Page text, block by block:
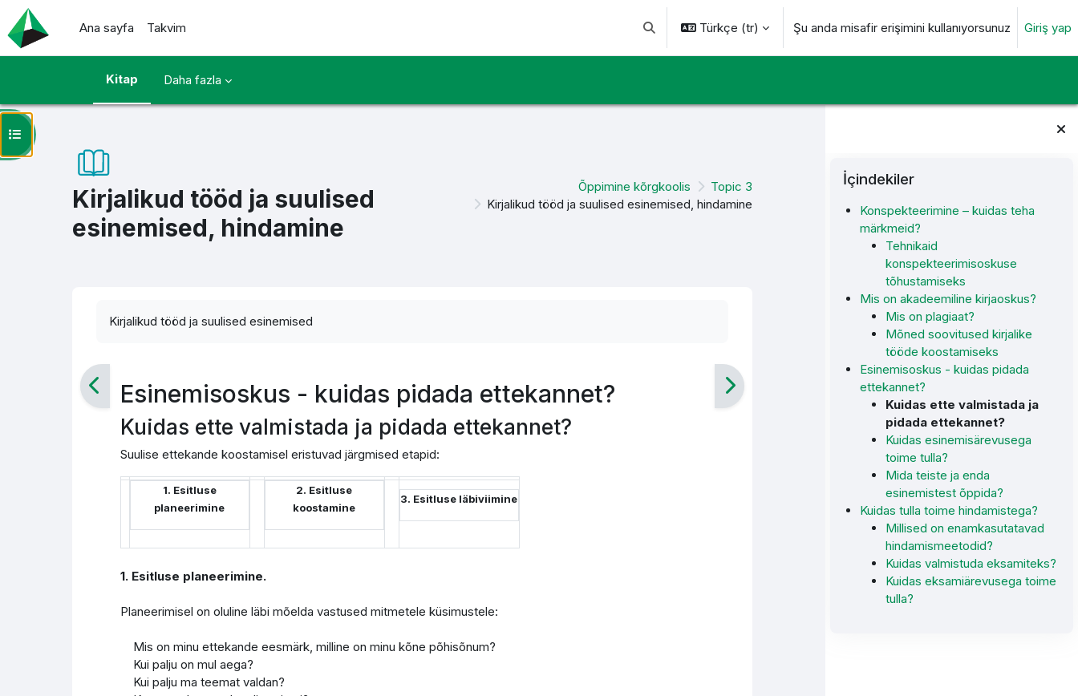
Ana içeriğe git
Ana sayfa Takvim Arama girişini değiştir
Türkçe ‎(tr)‎ Şu anda misafir erişimini kullanıyorsunuz Giriş yap
Kitap Daha fazla
Bloklar
İçindekiler
Konspekteerimine – kuidas teha
märkmeid?
Tehnikaid
konspekteerimisoskuse
tõhustamiseks
Mis on akadeemiline kirjaoskus?
Mis on plagiaat?
Mõned soovitused kirjalike
tööde koostamiseks
Esinemisoskus - kuidas pidada
ettekannet?
Kuidas ette valmistada ja
pidada ettekannet?
Kuidas esinemisärevusega
toime tulla?
Mida teiste ja enda
esinemistest õppida?
Kuidas tulla toime hindamistega?
Millised on enamkasutatavad
hindamismeetodid?
Kuidas valmistuda eksamiteks?
Kuidas eksamiärevusega toime
tulla?
Kirjalikud tööd ja suulised
esinemised, hindamine
Õppimine kõrgkoolis
Topic 3
Kirjalikud tööd ja suulised esinemised, hindamine
Kurs dizinini aç
Kirjalikud tööd ja suulised esinemised
Esinemisoskus - kuidas pidada ettekannet?
Kuidas ette valmistada ja pidada ettekannet?
Suulise ettekande koostamisel eristuvad järgmised etapid:
1. Esitluse
planeerimine
2. Esitluse
koostamine
3. Esitluse läbiviimine
1. Esitluse planeerimine.
Planeerimisel on oluline läbi mõelda vastused mitmetele küsimustele:
Mis on minu ettekande eesmärk, milline on minu kõne põhisõnum?
Kui palju on mul aega?
Kui palju ma teemat valdan?